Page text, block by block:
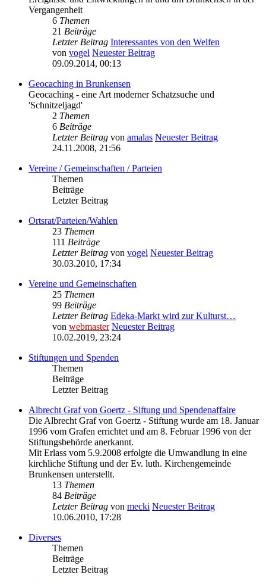
Vergangenheit
6 Themen
21 Beiträge
Letzter Beitrag Interessantes von den Welfen
von vogel Neuester Beitrag
09.09.2014, 00:13
Geocaching in Brunkensen
Geocaching - eine Art moderner Schatzsuche und
'Schnitzeljagd'
2 Themen
6 Beiträge
Letzter Beitrag von amalas Neuester Beitrag
24.11.2008, 21:56
Vereine / Gemeinschaften / Parteien
Themen
Beiträge
Letzter Beitrag
Ortsrat/Parteien/Wahlen
23 Themen
111 Beiträge
Letzter Beitrag von vogel Neuester Beitrag
30.03.2010, 17:34
Vereine und Gemeinschaften
25 Themen
99 Beiträge
Letzter Beitrag Edeka-Markt wird zur Kulturst…
von webmaster Neuester Beitrag
10.02.2019, 23:24
Stiftungen und Spenden
Themen
Beiträge
Letzter Beitrag
Albrecht Graf von Goertz - Siftung und Spendenaffaire
Die Albrecht Graf von Goertz - Stiftung wurde am 18. Januar
1996 vom Grafen errichtet und am 8. Februar 1996 von der
Stiftungsbehörde anerkannt.
Mit Erlass vom 5.9.2008 erfolgte die Umwandlung in eine
kirchliche Stiftung und der Ev. luth. Kirchengemeinde
Brunkensen unterstellt.
13 Themen
84 Beiträge
Letzter Beitrag von mecki Neuester Beitrag
10.06.2010, 17:28
Diverses
Themen
Beiträge
Letzter Beitrag